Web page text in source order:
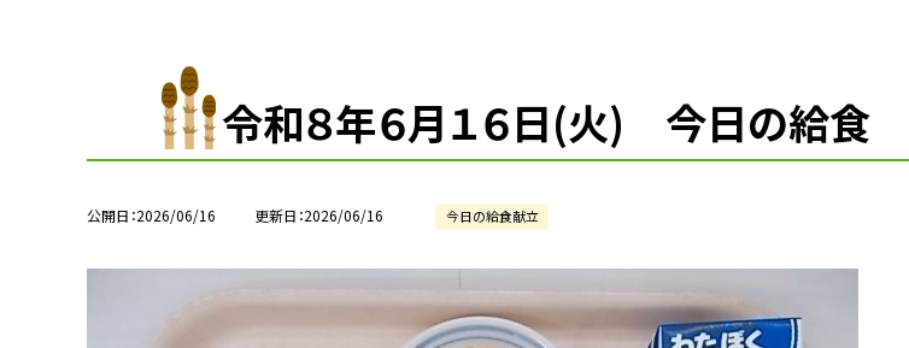
令和８年６月１６日(火) 今日の給食
公開日 2026/06/16 更新日 2026/06/16 今日の給食献立